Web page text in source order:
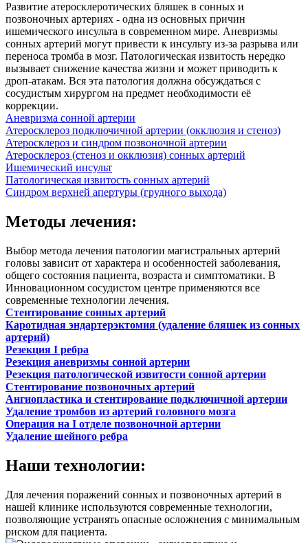
Развитие атеросклеротических бляшек в сонных и
позвоночных артериях - одна из основных причин
ишемического инсульта в современном мире. Аневризмы
сонных артерий могут привести к инсульту из-за разрыва или
переноса тромба в мозг. Патологическая извитость нередко
вызывает снижение качества жизни и может приводить к
дроп-атакам. Вся эта патология должна обсуждаться с
сосудистым хирургом на предмет необходимости её
коррекции.
Аневризма сонной артерии
Атеросклероз подключичной артерии (окклюзия и стеноз)
Атеросклероз и синдром позвоночной артерии
Атеросклероз (стеноз и окклюзия) сонных артерий
Ишемический инсульт
Патологическая извитость сонных артерий
Синдром верхней апертуры (грудного выхода)
Методы лечения:
Выбор метода лечения патологии магистральных артерий
головы зависит от характера и особенностей заболевания,
общего состояния пациента, возраста и симптоматики. В
Инновационном сосудистом центре применяются все
современные технологии лечения.
Стентирование сонных артерий
Каротидная эндартерэктомия (удаление бляшек из сонных
артерий)
Резекция I ребра
Резекция аневризмы сонной артерии
Резекция патологической извитости сонной артерии
Стентирование позвоночных артерий
Ангиопластика и стентирование подключичной артерии
Удаление тромбов из артерий головного мозга
Операция на I отделе позвоночной артерии
Удаление шейного ребра
Наши технологии:
Для лечения поражений сонных и позвоночных артерий в
нашей клинике используются современные технологии,
позволяющие устранять опасные осложнения с минимальным
риском для пациента.